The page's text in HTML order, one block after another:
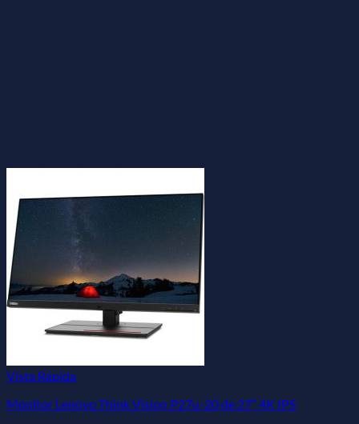
Vista Rápida
Monitor Lenovo Think Vision P27u-20 de 27″ 4K IPS